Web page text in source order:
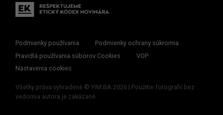
Podmienky používania
Podmienky ochrany súkromia
Pravidlá používania súborov Cookies
VOP
Nastavenia cookies
Všetky práva vyhradené © YIM.BA 2026 | Použitie fotografií bez
vedomia autora je zakázané.